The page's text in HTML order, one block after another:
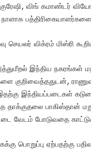
விங் கமாண்டர்
செயலர் விக்ரம் மிஸ்ரி
இந்திய நகரங்கள்
குறிவைத்ததுடன்,
இந்தியப்படைகள்
பாகிஸ்தான்
வேடம் போடுவதை
பொறுப்பு ஏற்பதற்கு